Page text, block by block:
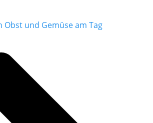
Obst und Gemüse am Tag